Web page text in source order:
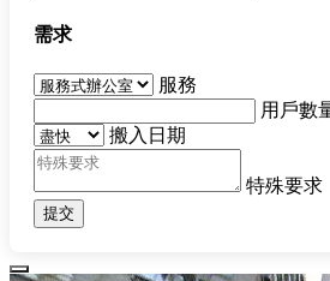
需求
服務
用戶數
搬入日期
特殊要求
提交